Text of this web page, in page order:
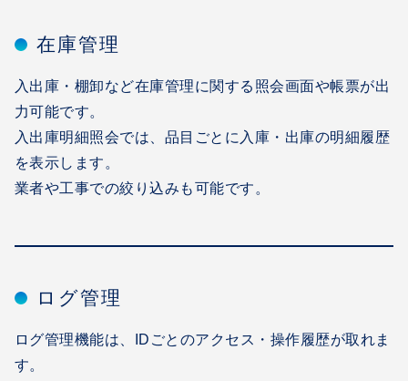
在庫管理
入出庫・棚卸など在庫管理に関する照会画面や帳票が出
力可能です。
入出庫明細照会では、品目ごとに入庫・出庫の明細履歴
を表示します。
業者や工事での絞り込みも可能です。
ログ管理
ログ管理機能は、IDごとのアクセス・操作履歴が取れま
す。